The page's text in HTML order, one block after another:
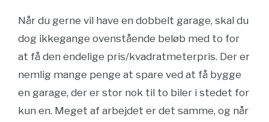
Når du gerne vil have en dobbelt garage, skal du
dog ikkegange ovenstående beløb med to for
at få den endelige pris/kvadratmeterpris. Der er
nemlig mange penge at spare ved at få bygge
en garage, der er stor nok til to biler i stedet for
kun en. Meget af arbejdet er det samme, og når